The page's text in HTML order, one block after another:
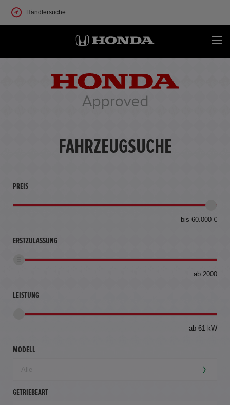
Händlersuche
FAHRZEUGSUCHE
PREIS
bis 60.000 €
ERSTZULASSUNG
ab 2000
LEISTUNG
ab 61 kW
MODELL
GETRIEBEART